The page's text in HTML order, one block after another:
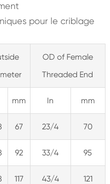
pour le criblage
OD of Female
Threaded End
mm In mm
67 23/4 70
92 33/4 95
117 43/4 121